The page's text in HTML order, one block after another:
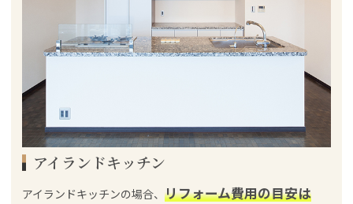
アイランドキッチン
アイランドキッチンの場合、 リフォーム費用の目安は